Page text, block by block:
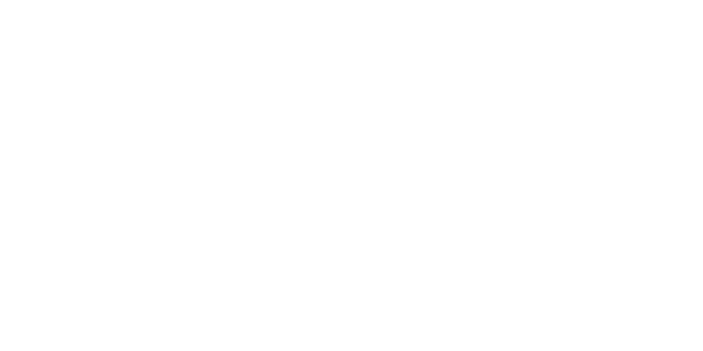
podemos tirar para delante y trabajamos con ilusión
de 420 millones por el club
el ataque nervionense
de un inválido Consejo
antes del cierre
con el Genoa
campo sevillista
Salónica
nuevo portero y el Getafe mueve ficha... Las últimas novedades del mercado de La Liga